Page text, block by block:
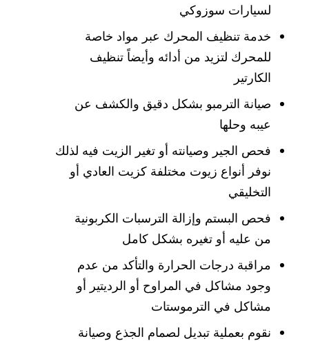
لسيارات سوزوكي
خدمة تنظيف المحرك عبر مواد خاصة
للمحرك لتزيد من أدائه وأيضاً تنظيف
الكارتير
صيانة الترمبو بشكل دقيق والكشف عن
عيبه وحلها
فحص الجير وصيانته أو تغير الزيت فيه لذلك
نوفر أنواع زيوت مختلفة كزيت العادي أو
التخليقي
فحص البستم وإزالة الترسبات الكربونية
من عليه أو تغيره بشكل كامل
مراقبة درجات الحرارة والتأكد من عدم
وجود مشاكل في المراوح أو الرديتير أو
مشاكل في الترموستات
نقوم بعملية تبديل لصمام الجذع وصيانة